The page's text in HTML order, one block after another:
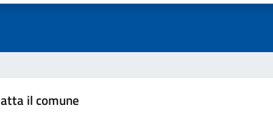
il comune